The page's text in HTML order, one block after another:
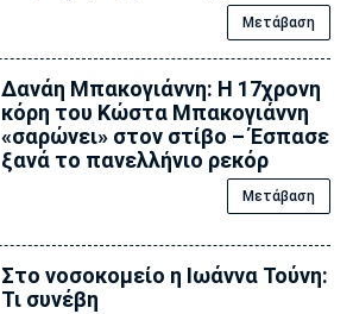
Μετάβαση
Δανάη Μπακογιάννη: Η 17χρονη
κόρη του Κώστα Μπακογιάννη
«σαρώνει» στον στίβο – Έσπασε
ξανά το πανελλήνιο ρεκόρ
Μετάβαση
Στο νοσοκομείο η Ιωάννα Τούνη:
Τι συνέβη